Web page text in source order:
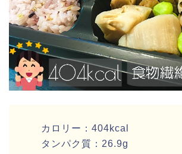
カロリー：404kcal
タンパク質：26.9g